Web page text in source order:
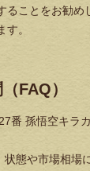
ることをお勧め
。
FAQ）
番 孫悟空キラ
態や市場相場